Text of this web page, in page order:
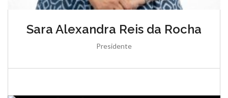
Sara Alexandra Reis da Rocha
Presidente